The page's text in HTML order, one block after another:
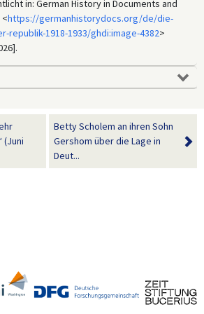
in: German History in Documents and
<https://germanhistorydocs.org/de/die-
republik-1918-1933/ghdi:image-4382>
(Juni
Betty Scholem an ihren Sohn
Gershom über die Lage in
Deut...